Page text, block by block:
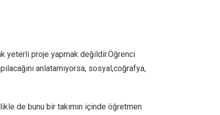
yeterli proje yapmak değildir.Öğrenci
anlatamıyorsa, sosyal,coğrafya,
de bunu bir takımın içinde öğretmen